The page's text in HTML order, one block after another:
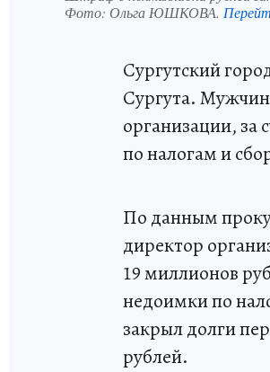
Фото: Ольга ЮШКОВА.
Сургутский
Сургута.
организации, за
по налогам и
По данным
директор
19 миллионов
недоимки по
закрыл долги
рублей.